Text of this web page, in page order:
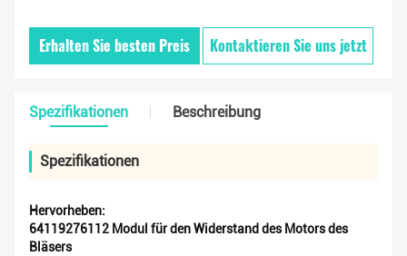
Erhalten Sie besten Preis Kontaktieren Sie uns jetzt
Spezifikationen Beschreibung
Spezifikationen
Hervorheben:
64119276112 Modul für den Widerstand des Motors des
Bläsers